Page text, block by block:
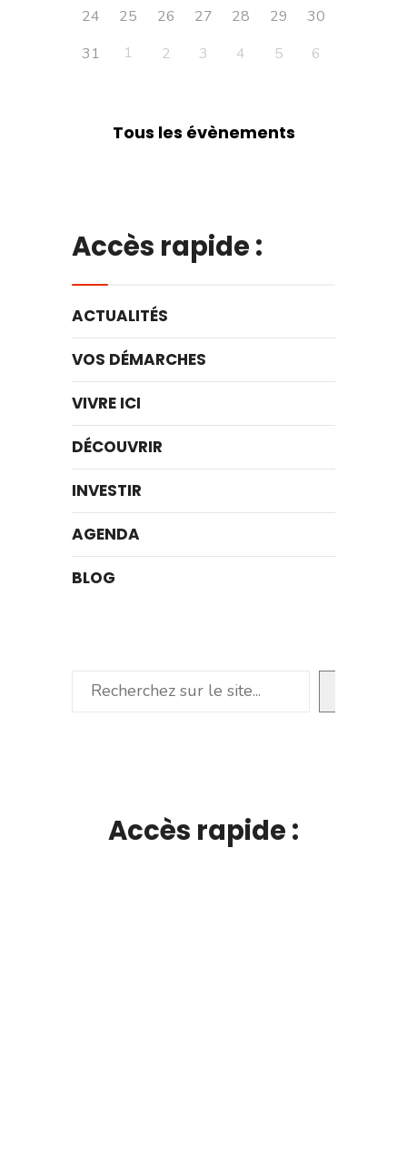
24
25 26 27 28 29
30
31
1 2 3 4 5 6
Tous les évènements
Accès rapide :
ACTUALITÉS
VOS DÉMARCHES
VIVRE ICI
DÉCOUVRIR
INVESTIR
AGENDA
BLOG
Rechercher
Accès rapide :